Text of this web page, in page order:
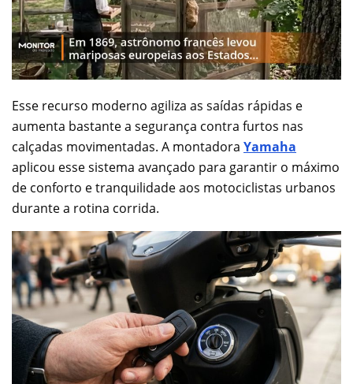
Esse recurso moderno agiliza as saídas rápidas e
aumenta bastante a segurança contra furtos nas
calçadas movimentadas. A montadora Yamaha
aplicou esse sistema avançado para garantir o máximo
de conforto e tranquilidade aos motociclistas urbanos
durante a rotina corrida.